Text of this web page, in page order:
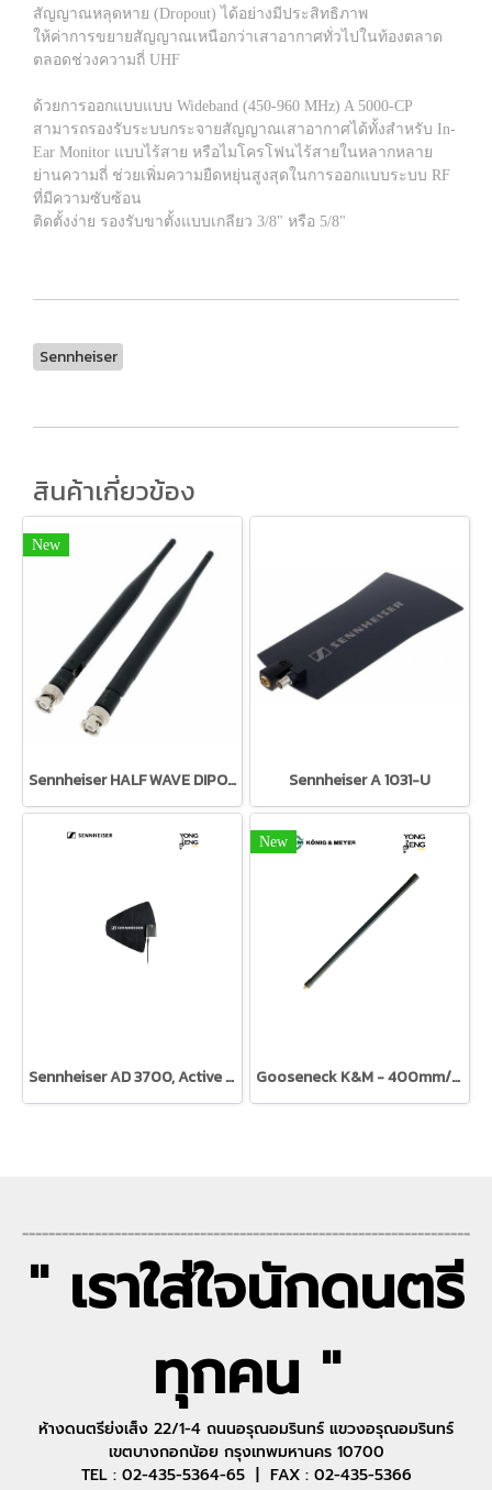
สัญญาณหลุดหาย (Dropout) ได้อย่างมีประสิทธิภาพ
ให้ค่าการขยายสัญญาณเหนือกว่าเสาอากาศทั่วไปในท้องตลาด
ตลอดช่วงความถี่ UHF
ด้วยการออกแบบแบบ Wideband (450-960 MHz) A 5000-CP
สามารถรองรับระบบกระจายสัญญาณเสาอากาศได้ทั้งสำหรับ In-
Ear Monitor แบบไร้สาย หรือไมโครโฟนไร้สายในหลากหลาย
ย่านความถี่ ช่วยเพิ่มความยืดหยุ่นสูงสุดในการออกแบบระบบ RF
ที่มีความซับซ้อน
ติดตั้งง่าย รองรับขาตั้งแบบเกลียว 3/8" หรือ 5/8"
Sennheiser
สินค้าเกี่ยวข้อง
New
Sennheiser HALF WAVE DIPOLE (T1-7) Sennheiser A 1031-U
Sennheiser AD 3700, Active Directional Antenna
New
Gooseneck K&M - 400mm/15mm dia.
--------------------------------------------------------------------
" เราใส่ใจนักดนตรี
ทุกคน "
ห้างดนตรีย่งเส็ง 22/1-4 ถนนอรุณอมรินทร์ แขวงอรุณอมรินทร์
เขตบางกอกน้อย กรุงเทพมหานคร 10700
TEL : 02-435-5364-65 | FAX : 02-435-5366